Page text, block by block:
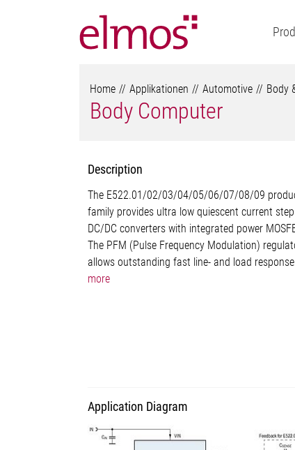
Home Applikationen Automotive Body
Body Computer
Description
The E522.01/02/03/04/05/06/07/08/09
family provides ultra low quiescent current
DC/DC converters with integrated power
The PFM (Pulse Frequency Modulation)
allows outstanding fast line- and load
more
Application Diagram